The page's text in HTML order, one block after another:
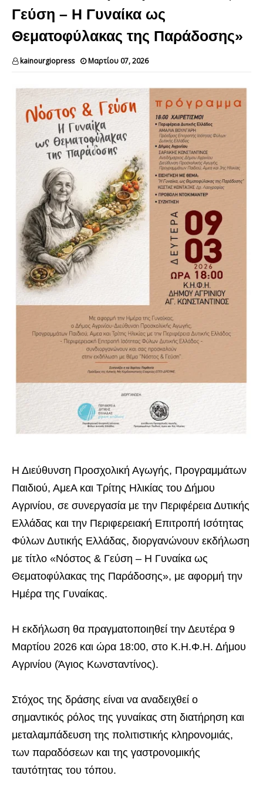
Γεύση – Η Γυναίκα ως
Θεματοφύλακας της Παράδοσης»
kainourgiopress Μαρτίου 07, 2026
Η Διεύθυνση Προσχολική Αγωγής, Προγραμμάτων
Παιδιού, ΑμεΑ και Τρίτης Ηλικίας του Δήμου
Αγρινίου, σε συνεργασία με την Περιφέρεια Δυτικής
Ελλάδας και την Περιφερειακή Επιτροπή Ισότητας
Φύλων Δυτικής Ελλάδας, διοργανώνουν εκδήλωση
με τίτλο «Νόστος & Γεύση – Η Γυναίκα ως
Θεματοφύλακας της Παράδοσης», με αφορμή την
Ημέρα της Γυναίκας.
Η εκδήλωση θα πραγματοποιηθεί την Δευτέρα 9
Μαρτίου 2026 και ώρα 18:00, στο Κ.Η.Φ.Η. Δήμου
Αγρινίου (Άγιος Κωνσταντίνος).
Στόχος της δράσης είναι να αναδειχθεί ο
σημαντικός ρόλος της γυναίκας στη διατήρηση και
μεταλαμπάδευση της πολιτιστικής κληρονομιάς,
των παραδόσεων και της γαστρονομικής
ταυτότητας του τόπου.